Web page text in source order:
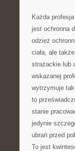
Każda
jest ochronna
odzież
ciała, ale
strażackie lub
wskazanej
wytrzymuje
to
stanie
jedynie
ubrań przed
To jest